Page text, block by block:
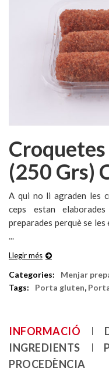
Croquetes
(250 Grs)
A qui no li agraden les
ceps estan
preparades perquè se
...
Llegir més
Categories:
Menjar
Tags:
Porta gluten,
INFORMACIÓ
INGREDIENTS
PROCEDÈNCIA